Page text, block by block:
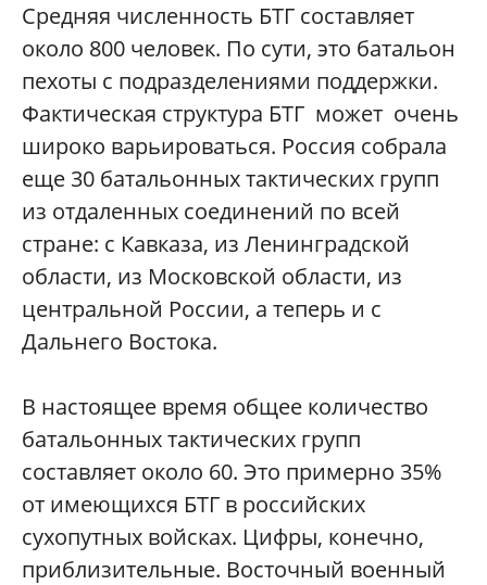
Средняя численность БТГ составляет
около 800 человек. По сути, это батальон
пехоты с подразделениями поддержки.
Фактическая структура БТГ может очень
широко варьироваться. Россия собрала
еще 30 батальонных тактических групп
из отдаленных соединений по всей
стране: с Кавказа, из Ленинградской
области, из Московской области, из
центральной России, а теперь и с
Дальнего Востока.
В настоящее время общее количество
батальонных тактических групп
составляет около 60. Это примерно 35%
от имеющихся БТГ в российских
сухопутных войсках. Цифры, конечно,
приблизительные. Восточный военный